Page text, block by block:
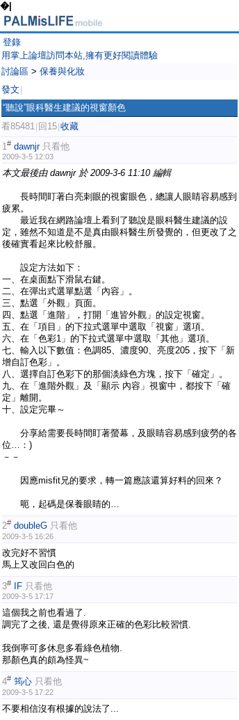
�|
登錄
用掌上論壇訪問本站,擁有更好閱讀體驗
討論區 > 保養與化妝
發文
“聽說”眼科醫生建議的視窗顏色
看85481 回15 收藏
1# dawnjr 只看他
2009-3-5 12:03
本文最後由 dawnjr 於 2009-3-6 11:10 編輯
長時間盯著白亮刺眼的視窗眼色，總讓人眼睛容易感到
疲累。
最近我在網路論壇上看到了聽說是眼科醫生建議的設
定，雖然不知道是不是真由眼科醫生所發覺的，但更改了之
後確實看起來比較舒服。
設定方法如下：
一、在桌面點下滑鼠右鍵。
二、在彈出式選單點選「內容」。
三、點選「外觀」頁面。
四、點選「進階」，打開「進皆外觀」的設定視窗。
五、在「項目」的下拉式選單中選取「視窗」選項。
六、在「色彩1」的下拉式選單中選取「其他」選項。
七、輸入以下數值：色調85、濃度90、亮度205，按下「新
增自訂色彩」。
八、選擇自訂色彩下的那個淡綠色方塊，按下「確定」。
九、在「進階外觀」及「顯示 內容」視窗中，都按下「確
定」離開。
十、設定完畢～
分享給需要長時間盯著螢幕，及眼睛容易感到疲勞的各
位…：)
－－
因應misfit兄的要求，轉一篇應該還算好料的回來？
呃，起碼是保養眼睛的…
2# doubleG 只看他
2009-3-5 16:26
改完好不習慣
馬上又改回白色的
3# IF 只看他
2009-3-5 17:17
這個我之前也看過了.
調完了之後, 還是覺得原來正確的色彩比較習慣.
我倒寧可多休息多看綠色植物.
那顏色真的頗為怪異~
4# 筠心 只看他
2009-3-5 17:22
不要相信沒有根據的說法了...